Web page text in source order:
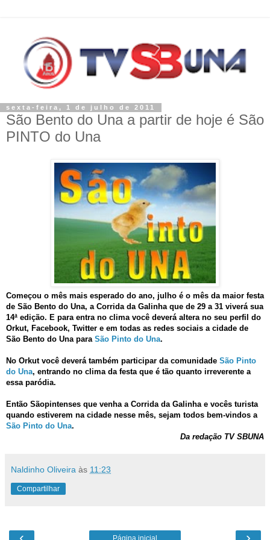
sexta-feira, 1 de julho de 2011
São Bento do Una a partir de hoje é São
PINTO do Una
Começou o mês mais esperado do ano, julho é o mês da maior festa
de São Bento do Una, a Corrida da Galinha que de 29 a 31 viverá sua
14ª edição. E para entra no clima você deverá altera no seu perfil do
Orkut, Facebook, Twitter e em todas as redes sociais a cidade de
São Bento do Una para São Pinto do Una.
No Orkut você deverá também participar da comunidade São Pinto
do Una, entrando no clima da festa que é tão quanto irreverente a
essa paródia.
Então Sãopintenses que venha a Corrida da Galinha e vocês turista
quando estiverem na cidade nesse mês, sejam todos bem-vindos a
São Pinto do Una.
Da redação TV SBUNA
Naldinho Oliveira às 11:23
Compartilhar